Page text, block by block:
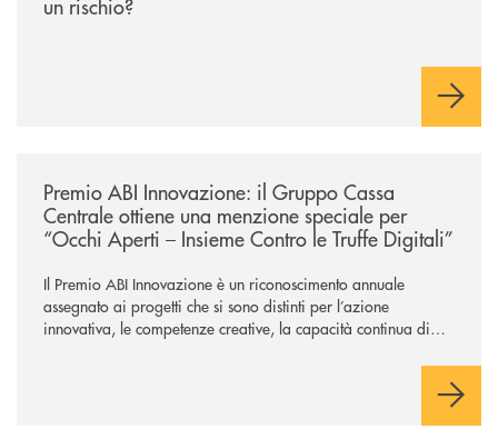
un rischio?
Premio ABI Innovazione: il Gruppo Cassa
Centrale ottiene una menzione speciale per
“Occhi Aperti – Insieme Contro le Truffe Digitali”
Il Premio ABI Innovazione è un riconoscimento annuale
assegnato ai progetti che si sono distinti per l’azione
innovativa, le competenze creative, la capacità continua di
operazioni e rispondere alla crescente velocità e complessità